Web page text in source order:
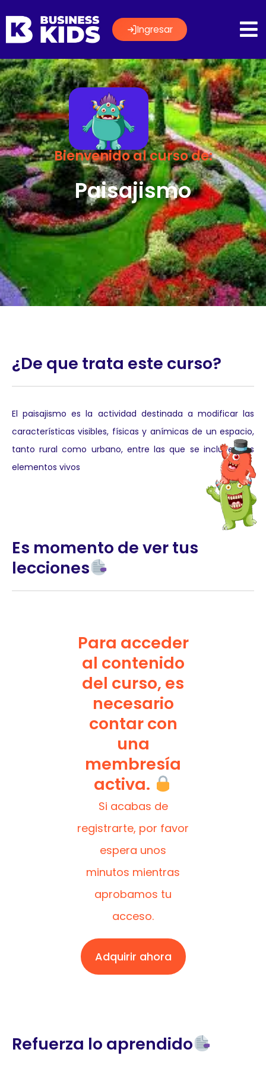
Ingresar
Bienvenido al curso de:
Paisajismo
¿De que trata este curso?
El paisajismo es la actividad destinada a modificar las
características visibles, físicas y anímicas de un espacio,
tanto rural como urbano, entre las que se incluyen los
elementos vivos
Es momento de ver tus
lecciones
Para acceder
al contenido
del curso, es
necesario
contar con
una
membresía
activa.
Si acabas de
registrarte, por favor
espera unos
minutos mientras
aprobamos tu
acceso.
Adquirir ahora
Refuerza lo aprendido